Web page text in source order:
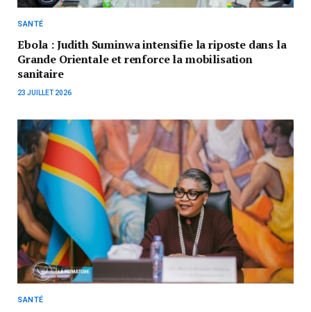
SANTÉ
Ebola : Judith Suminwa intensifie la riposte dans la
Grande Orientale et renforce la mobilisation
sanitaire
23 JUILLET 2026
SANTÉ